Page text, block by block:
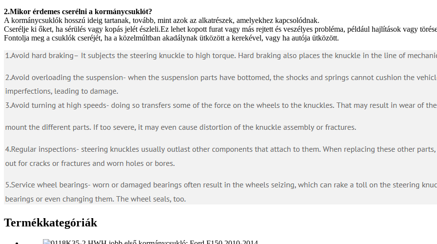
2.Mikor érdemes cserélni a kormánycsuklót?
A kormánycsuklók hosszú ideig tartanak, tovább, mint azok az alkatrészek, amelyekhez kapcsolódnak.
Cserélje ki őket, ha sérülés vagy kopás jelét észleli.Ez lehet kopott furat vagy más rejtett és veszélyes probléma, például hajlítások vagy
Fontolja meg a csuklók cseréjét, ha a közelmúltban akadálynak ütközött a kerekével, vagy ha autója ütközött.
Termékkategóriák